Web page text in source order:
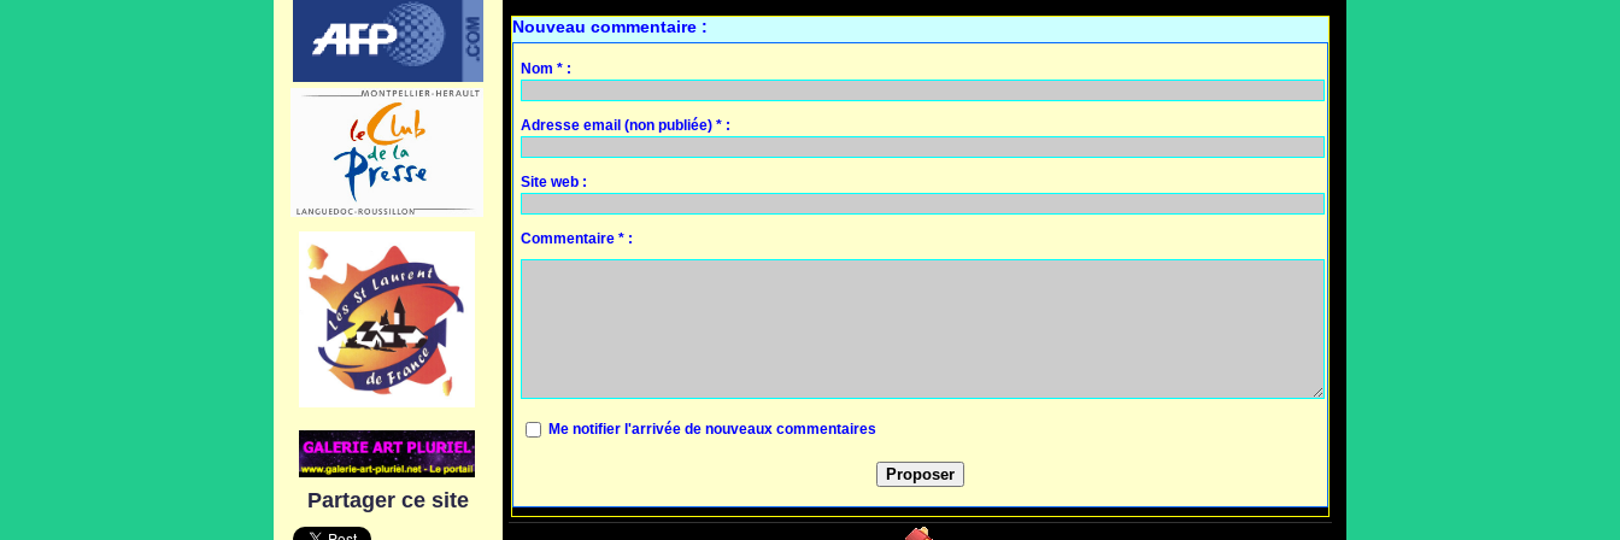
Partager ce site
Nouveau commentaire :
Nom * :
Adresse email (non publiée) * :
Site web :
Commentaire * :
Me notifier l'arrivée de nouveaux commentaires